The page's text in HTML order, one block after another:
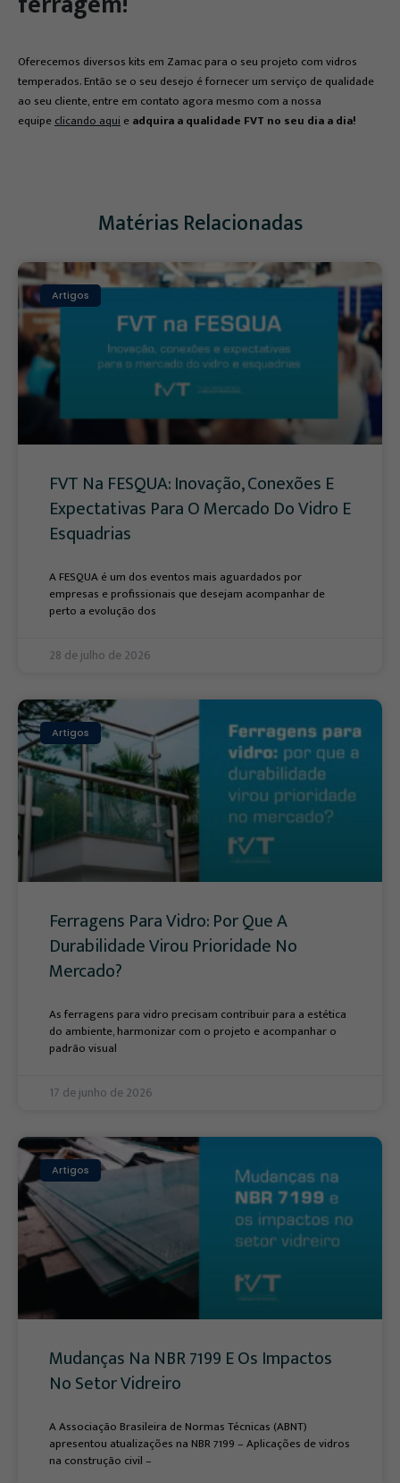
Oferecemos diversos kits em Zamac para o seu projeto com vidros
temperados. Então se o seu desejo é fornecer um serviço de qualidade
ao seu cliente, entre em contato agora mesmo com a nossa
equipeclicando aquieadquira a qualidade FVT no seu dia a dia!
Matérias Relacionadas
Artigos
FVT Na FESQUA: Inovação, Conexões E
Expectativas Para O Mercado Do Vidro E
Esquadrias
A FESQUA é um dos eventos mais aguardados por
empresas e profissionais que desejam acompanhar de
perto a evolução dos
28 de julho de 2026
Artigos
Ferragens Para Vidro: Por Que A
Durabilidade Virou Prioridade No
Mercado?
As ferragens para vidro precisam contribuir para a estética
do ambiente, harmonizar com o projeto e acompanhar o
padrão visual
17 de junho de 2026
Artigos
Mudanças Na NBR 7199 E Os Impactos
No Setor Vidreiro
A Associação Brasileira de Normas Técnicas (ABNT)
apresentou atualizações na NBR 7199 – Aplicações de vidros
na construção civil –